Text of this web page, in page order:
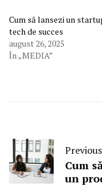
Cum să lansezi un
tech de succes
august 26, 2025
În „MEDIA”
Previous
Cum
un